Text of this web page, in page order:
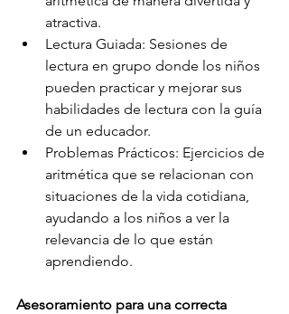
atractiva.
Lectura Guiada: Sesiones de
lectura en grupo donde los niños
pueden practicar y mejorar sus
habilidades de lectura con la guía
de un educador.
Problemas Prácticos: Ejercicios de
aritmética que se relacionan con
situaciones de la vida cotidiana,
ayudando a los niños a ver la
relevancia de lo que están
aprendiendo.
Asesoramiento para una correcta